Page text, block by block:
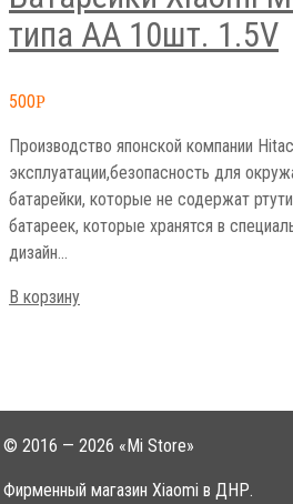
типа AA 10шт. 1.5V
500Р
Производство японской компании
эксплуатации,безопасность для
батарейки, которые не содержат
батареек, которые хранятся в
дизайн…
В корзину
© 2016 — 2026 «Mi Store»
Фирменный магазин Xiaomi в ДНР.